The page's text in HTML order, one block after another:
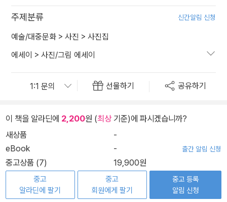
주제분류 신간알림 신청
예술/대중문화 > 사진 > 사진집
에세이 > 사진/그림 에세이
선물하기 공유하기
이 책을 알라딘에 2,200원 (최상기준)에 파시겠습니까?
새상품
-
eBook
- 출간 알림 신청
중고상품 (7) 19,900원
중고
알라딘에 팔기
중고
회원에게 팔기
중고 등록
알림 신청